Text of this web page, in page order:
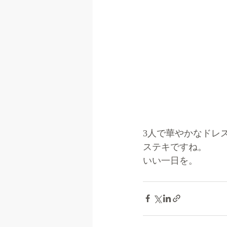
3人で華やかなドレ
ステキですね。
いい一日を。